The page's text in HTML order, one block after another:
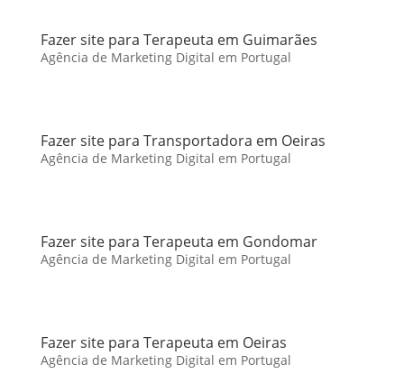
Fazer site para Terapeuta em Guimarães
Agência de Marketing Digital em Portugal
Fazer site para Transportadora em Oeiras
Agência de Marketing Digital em Portugal
Fazer site para Terapeuta em Gondomar
Agência de Marketing Digital em Portugal
Fazer site para Terapeuta em Oeiras
Agência de Marketing Digital em Portugal